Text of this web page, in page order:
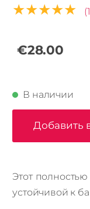
★★★★★
€28.00
В наличии
Добавить
Этот
устойчивой к